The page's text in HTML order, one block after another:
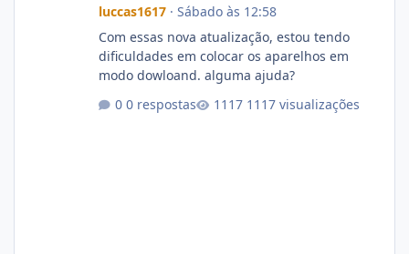
luccas1617· Sábado às 12:58
Com essas nova atualização, estou tendo
dificuldades em colocar os aparelhos em
modo dowloand. alguma ajuda?
0 respostas
1117 visualizações